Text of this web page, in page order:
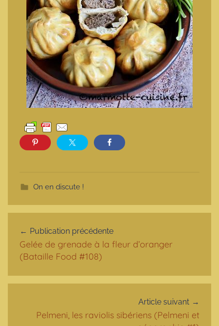
On en discute !
Publication précédente
Gelée de grenade à la fleur d’oranger
(Bataille Food #108)
Article suivant
Pelmeni, les raviolis sibériens (Pelmeni et